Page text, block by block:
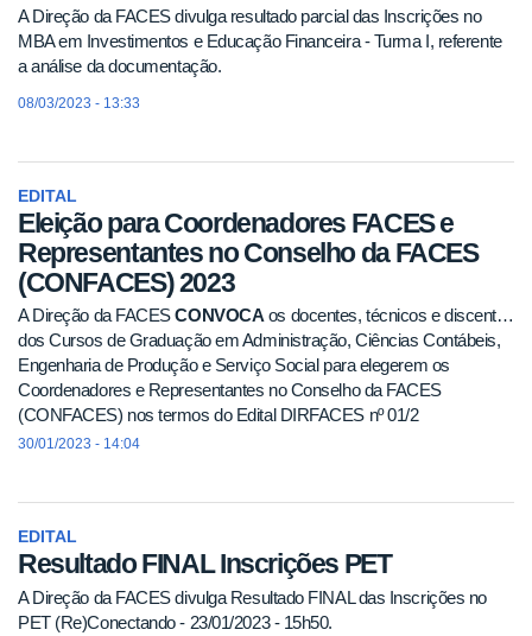
A Direção da FACES divulga resultado parcial das Inscrições no
MBA em Investimentos e Educação Financeira - Turma I, referente
a análise da documentação.
08/03/2023 - 13:33
EDITAL
Eleição para Coordenadores FACES e
Representantes no Conselho da FACES
(CONFACES) 2023
A Direção da FACESCONVOCAos docentes, técnicos e discentes
dos Cursos de Graduação em Administração, Ciências Contábeis,
Engenharia de Produção e Serviço Social para elegerem os
Coordenadores e Representantes no Conselho da FACES
(CONFACES) nos termos do Edital DIRFACES nº 01/2
30/01/2023 - 14:04
EDITAL
Resultado FINAL Inscrições PET
A Direção da FACES divulga Resultado FINAL das Inscrições no
PET (Re)Conectando - 23/01/2023 - 15h50.